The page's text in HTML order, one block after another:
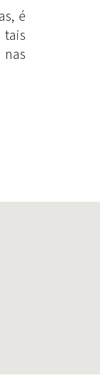
é
tais